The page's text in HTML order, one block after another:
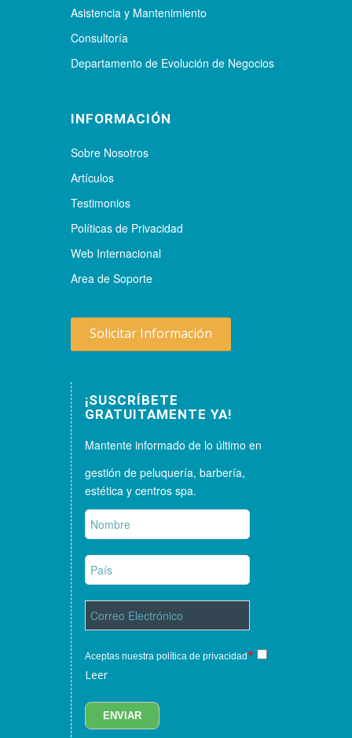
Asistencia y Mantenimiento
Consultoría
Departamento de Evolución de Negocios
INFORMACIÓN
Sobre Nosotros
Artículos
Testimonios
Políticas de Privacidad
Web Internacional
Area de Soporte
Solicitar Información
¡SUSCRÍBETE
GRATUITAMENTE YA!
Mantente informado de lo último en
gestión de peluquería, barbería,
estética y centros spa.
Aceptas nuestra política de privacidad*
Leer